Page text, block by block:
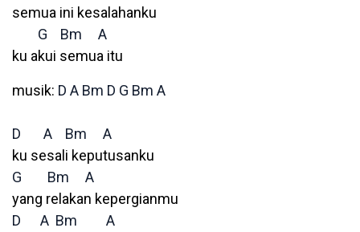
semua ini kesalahanku
G
Bm
A
ku akui semua itu
musik: D A Bm D G Bm A
D A Bm
A
ku sesali keputusanku
G
Bm
A
yang relakan kepergianmu
D
A Bm
A